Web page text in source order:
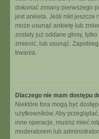
dokonać zmiany pierwszego
jest ankieta. Jeśli nikt jeszcze
może usunąć ankietę lub
zostały już oddane głosy,
zmienić, lub usunąć.
trwania.
Na górę
Dlaczego nie mam dostępu
Niektóre fora mogą być
użytkowników. Aby
inne operacje, musisz mieć
moderatorem lub